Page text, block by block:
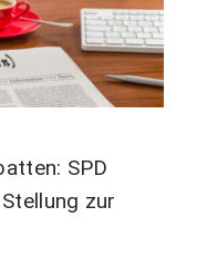
SPD
zur